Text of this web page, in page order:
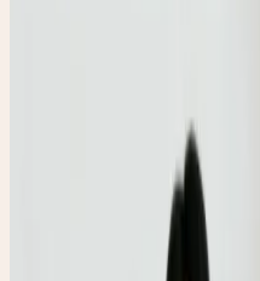
权威背书，实力见